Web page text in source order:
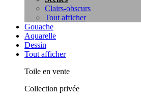
Clairs-obscurs
Tout afficher
Gouache
Aquarelle
Dessin
Tout afficher
Toile en vente
Collection privée